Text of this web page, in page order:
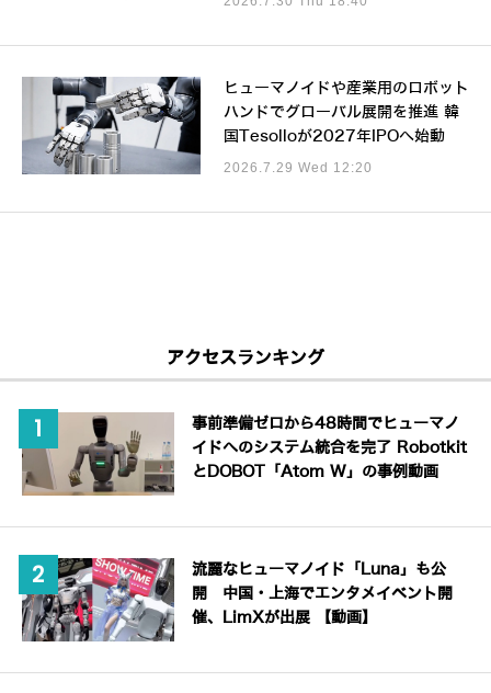
ヒューマノイドや産業用のロボット
ハンドでグローバル展開を推進 韓
国Tesolloが2027年IPOへ始動
2026.7.29 Wed 12:20
アクセスランキング
事前準備ゼロから48時間でヒューマノ
イドへのシステム統合を完了 Robotkit
とDOBOT「Atom W」の事例動画
流麗なヒューマノイド「Luna」も公
開 中国・上海でエンタメイベント開
催、LimXが出展 【動画】